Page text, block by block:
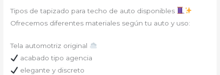
Tipos de tapizado para techo de auto disponibles
Ofrecemos diferentes materiales según tu auto y uso:
Tela automotriz original
acabado tipo agencia
elegante y discreto